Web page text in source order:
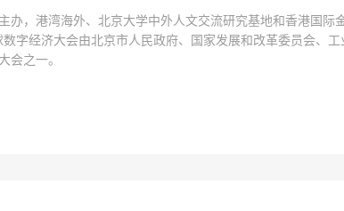
办，港湾海外、北京大学中外人文交流研究基地和香港国际
数字经济大会由北京市人民政府、国家发展和改革委员会、
会之一。